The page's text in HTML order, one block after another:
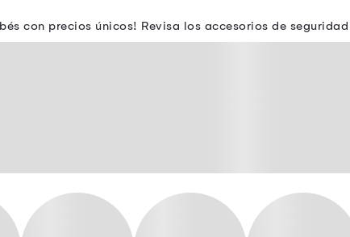
con precios únicos! Revisa los accesorios de